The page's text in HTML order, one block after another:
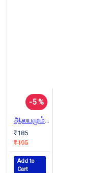
-5 %
ஆலயமும் ஆகமமும்
₹185
₹195
Add to
Cart